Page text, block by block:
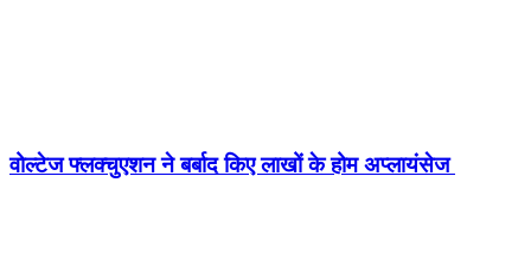
वोल्टेज फ्लक्चुएशन ने बर्बाद किए लाखों के होम अप्लायंसेज